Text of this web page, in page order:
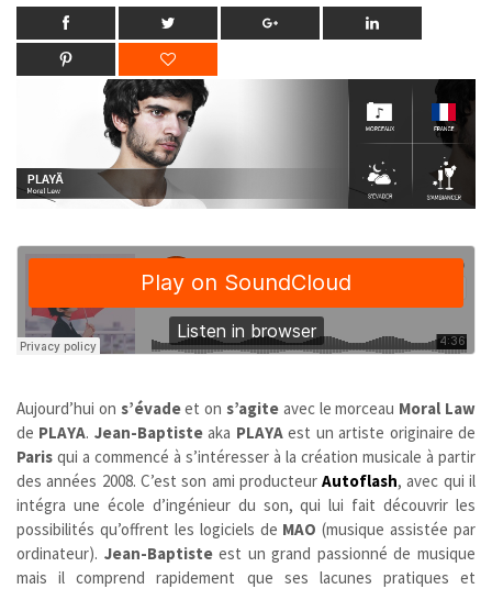
Aujourd’hui on s’évadeet ons’agite avec le morceau Moral Law
de PLAYA. Jean-Baptisteaka PLAYAest un artiste originaire de
Paris qui a commencé à s’intéresser à la création musicale à partir
des années 2008. C’est son ami producteurAutoflash, avec qui il
intégra une école d’ingénieur du son, qui lui fait découvrir les
possibilités qu’offrent les logiciels de MAO (musique assistée par
ordinateur). Jean-Baptisteest un grand passionné de musique
mais il comprend rapidement que ses lacunes pratiques et